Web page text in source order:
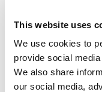
This website uses
We use cookies to
provide social
We also share
our social media,
priorizan y abordan
¿Cómo
vulnerabilidades?